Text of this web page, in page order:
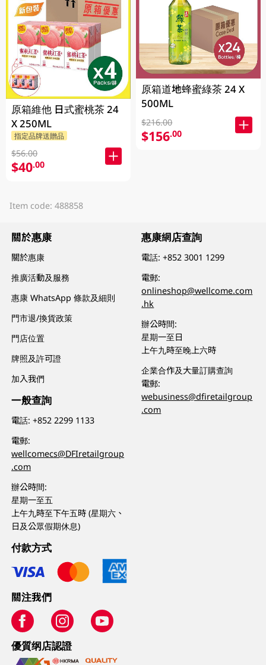
原箱維他 日式蜜桃茶 24
X 250ML
指定品牌送贈品
$56.00
$40.00
原箱道地蜂蜜綠茶 24 X
500ML
$216.00
$156.00
Item code: 488858
關於惠康
關於惠康
推廣活動及服務
惠康 WhatsApp 條款及細則
門市退/換貨政策
門店位置
牌照及許可證
加入我們
一般查詢
電話:+852 2299 1133
電郵:
wellcomecs@DFIretailgroup
.com
辦公時間:
星期一至五
上午九時至下午五時 (星期六、
日及公眾假期休息)
惠康網店查詢
電話:+852 3001 1299
電郵:
onlineshop@wellcome.com
.hk
辦公時間:
星期一至日
上午九時至晚上六時
企業合作及大量訂購查詢
電郵:
webusiness@dfiretailgroup
.com
付款方式
關注我們
優質纲店認證